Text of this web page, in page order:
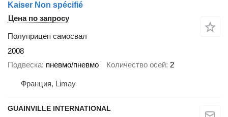
Kaiser Non spécifié
Цена по запросу
Полуприцеп самосвал
2008
Подвеска пневмо/пневмо Количество осей 2
Франция, Limay
GUAINVILLE INTERNATIONAL